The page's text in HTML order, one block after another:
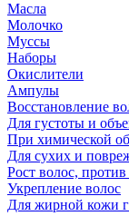
Масла
Молочко
Муссы
Наборы
Окислители
Ампулы
Восстановление
Для густоты и
При химической
Для сухих и
Рост волос,
Укрепление волос
Для жирной кожи